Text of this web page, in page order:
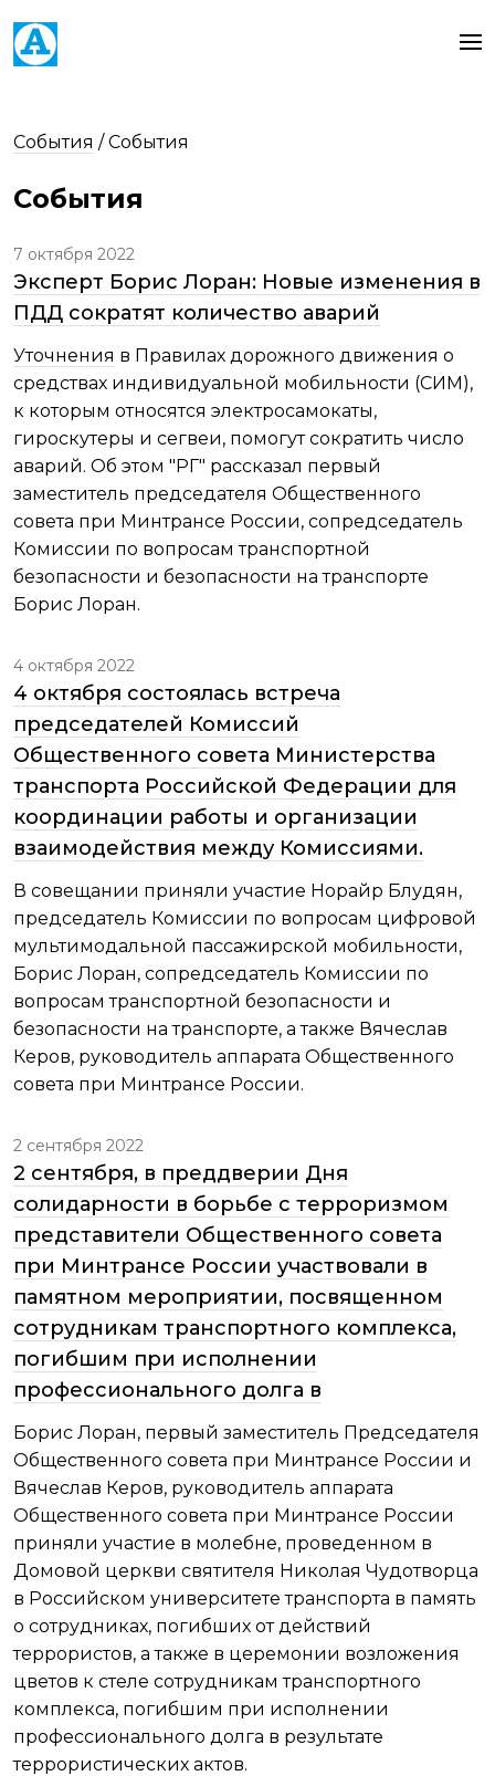
События /События
События
7 октября 2022
Эксперт Борис Лоран: Новые изменения в
ПДД сократят количество аварий
Уточнения в Правилах дорожного движения о
средствах индивидуальной мобильности (СИМ),
к которым относятся электросамокаты,
гироскутеры и сегвеи, помогут сократить число
аварий. Об этом "РГ" рассказал первый
заместитель председателя Общественного
совета при Минтрансе России, сопредседатель
Комиссии по вопросам транспортной
безопасности и безопасности на транспорте
Борис Лоран.
4 октября 2022
4 октября состоялась встреча
председателей Комиссий
Общественного совета Министерства
транспорта Российской Федерации для
координации работы и организации
взаимодействия между Комиссиями.
В совещании приняли участие Норайр Блудян,
председатель Комиссии по вопросам цифровой
мультимодальной пассажирской мобильности,
Борис Лоран, сопредседатель Комиссии по
вопросам транспортной безопасности и
безопасности на транспорте, а также Вячеслав
Керов, руководитель аппарата Общественного
совета при Минтрансе России.
2 сентября 2022
2 сентября, в преддверии Дня
солидарности в борьбе с терроризмом
представители Общественного совета
при Минтрансе России участвовали в
памятном мероприятии, посвященном
сотрудникам транспортного комплекса,
погибшим при исполнении
профессионального долга в
Борис Лоран, первый заместитель Председателя
Общественного совета при Минтрансе России и
Вячеслав Керов, руководитель аппарата
Общественного совета при Минтрансе России
приняли участие в молебне, проведенном в
Домовой церкви святителя Николая Чудотворца
в Российском университете транспорта в память
о сотрудниках, погибших от действий
террористов, а также в церемонии возложения
цветов к стеле сотрудникам транспортного
комплекса, погибшим при исполнении
профессионального долга в результате
террористических актов.